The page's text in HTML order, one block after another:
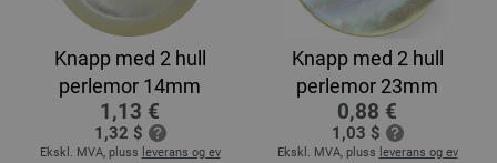
Knapp med 2 hull
perlemor 14mm
1,13 €
1,32 $
Ekskl. MVA, pluss leverans og ev
Knapp med 2 hull
perlemor 23mm
0,88 €
1,03 $
Ekskl. MVA, pluss leverans og ev